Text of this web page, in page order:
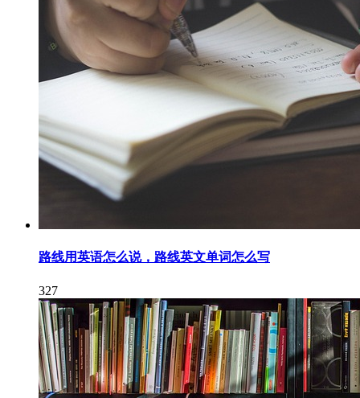
路线用英语怎么说，路线英文单词怎么写
327